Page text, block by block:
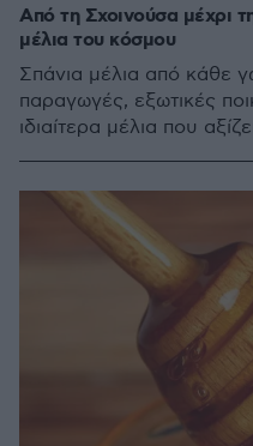
Από τη Σχοινούσα μέχρι
μέλια του κόσμου
Σπάνια μέλια από κάθε
παραγωγές, εξωτικές
ιδιαίτερα μέλια που